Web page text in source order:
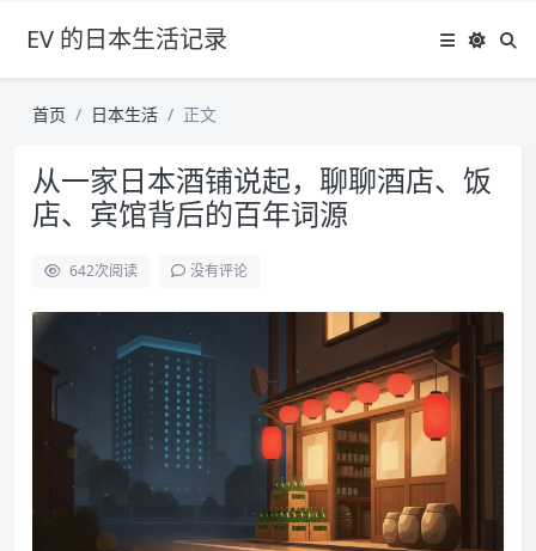
EV 的日本生活记录
首页 日本生活 正文
从一家日本酒铺说起，聊聊酒店、饭
店、宾馆背后的百年词源
642次阅读 没有评论